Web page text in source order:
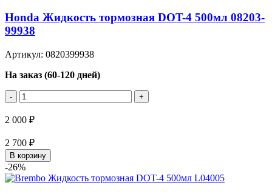
Honda Жидкость тормозная DOT-4 500мл 08203-
99938
Артикул: 0820399938
На заказ (60-120 дней)
- +
2 000 ₽
2 700 ₽
В корзину
-26%